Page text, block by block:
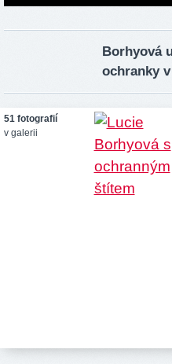
Borhyová
ochranky
51 fotografií
v galerii